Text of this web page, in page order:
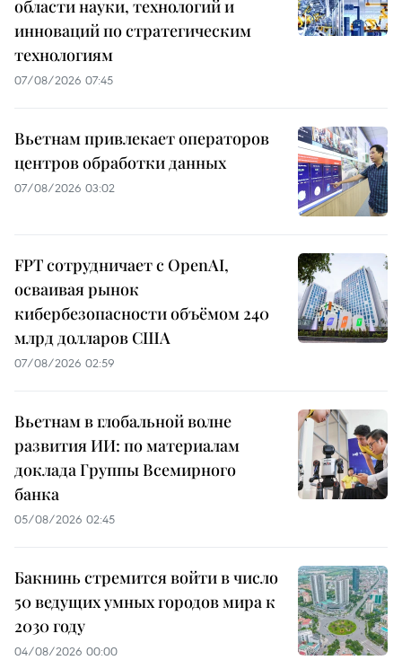
области науки, технологий и
инноваций по стратегическим
технологиям
07/08/2026 07:45
Вьетнам привлекает операторов
центров обработки данных
07/08/2026 03:02
FPT сотрудничает с OpenAI,
осваивая рынок
кибербезопасности объёмом 240
млрд долларов США
07/08/2026 02:59
Вьетнам в глобальной волне
развития ИИ: по материалам
доклада Группы Всемирного
банка
05/08/2026 02:45
Бакнинь стремится войти в число
50 ведущих умных городов мира к
2030 году
04/08/2026 00:00